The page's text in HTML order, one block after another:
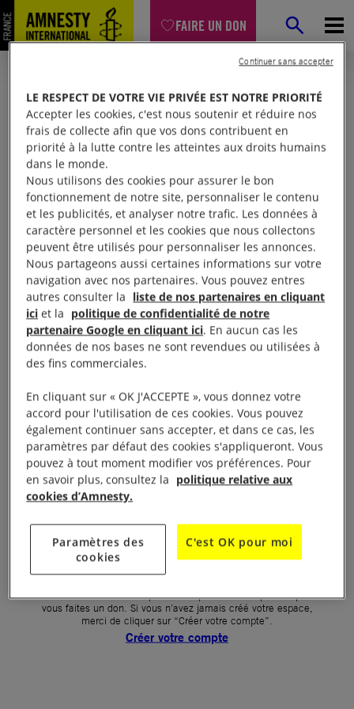
FAIRE UN DON
Mon espace
Connexion
Votre adresse email (obligatoire)
Mot de passe oublié ?
Un problème de connexion ?
Première connexion ?
La création de votre espace n’est pas automatique lorsque
vous faites un don. Si vous n’avez jamais créé votre espace,
merci de cliquer sur “Créer votre compte”.
Créer votre compte
LE RESPECT DE VOTRE VIE PRIVÉE EST NOTRE PRIORITÉ
Accepter les cookies, c'est nous soutenir et réduire nos
frais de collecte afin que vos dons contribuent en
priorité à la lutte contre les atteintes aux droits humains
dans le monde.
Nous utilisons des cookies pour assurer le bon
fonctionnement de notre site, personnaliser le contenu
et les publicités, et analyser notre trafic. Les données à
caractère personnel et les cookies que nous collectons
peuvent être utilisés pour personnaliser les annonces.
Nous partageons aussi certaines informations sur votre
navigation avec nos partenaires. Vous pouvez entres
autres consulter la liste de nos partenaires en cliquant
ici et la politique de confidentialité de notre
partenaire Google en cliquant ici. En aucun cas les
données de nos bases ne sont revendues ou utilisées à
des fins commerciales.
En cliquant sur « OK J'ACCEPTE », vous donnez votre
accord pour l'utilisation de ces cookies. Vous pouvez
également continuer sans accepter, et dans ce cas, les
paramètres par défaut des cookies s'appliqueront. Vous
pouvez à tout moment modifier vos préférences. Pour
en savoir plus, consultez la politique relative aux
cookies d’Amnesty.
Paramètres des
cookies
C'est OK pour moi
Continuer sans accepter